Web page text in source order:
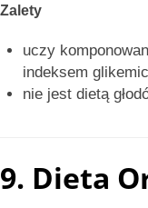
Zalety
uczy
indeksem
nie jest dietą
9. Dieta